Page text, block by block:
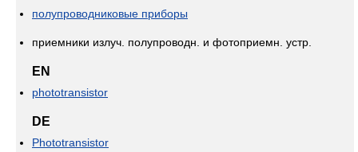
полупроводниковые приборы
приемники излуч. полупроводн. и фотоприемн. устр.
EN
phototransistor
DE
Phototransistor